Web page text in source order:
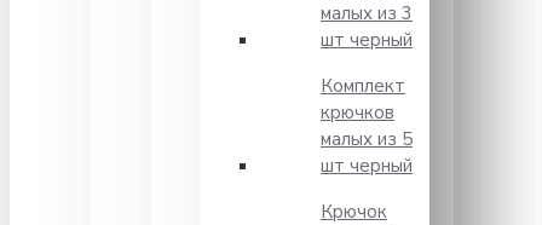
малых из 3
шт черный
Комплект
крючков
малых из 5
шт черный
Крючок